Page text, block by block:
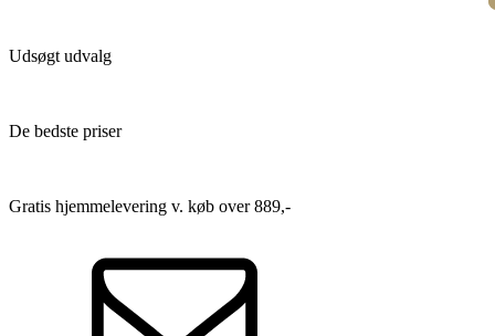
Udsøgt udvalg
De bedste priser
Gratis hjemmelevering v. køb over 889,-